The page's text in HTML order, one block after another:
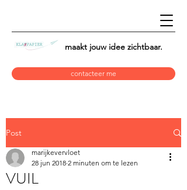
maakt jouw idee zichtbaar.
contacteer me
Post
VUIL
marijkevervloet
28 jun 2018 2 minuten om te lezen